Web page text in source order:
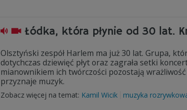
Łódka, która płynie od 30 lat.
Olsztyński zespół Harlem ma już 30 lat. Grupa,
dotychczas dziewięć płyt oraz zagrała setki
mianownikiem ich twórczości pozostają
przyznaje muzyk.
Zobacz więcej na temat: Kamil Wicik muzyka